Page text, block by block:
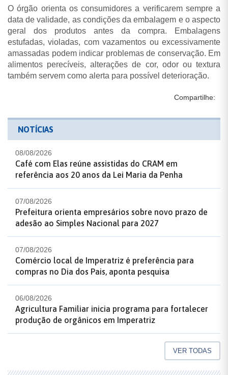
O órgão orienta os consumidores a verificarem sempre a
data de validade, as condições da embalagem e o aspecto
geral dos produtos antes da compra. Embalagens
estufadas, violadas, com vazamentos ou excessivamente
amassadas podem indicar problemas de conservação. Em
alimentos perecíveis, alterações de cor, odor ou textura
também servem como alerta para possível deterioração.
Compartilhe:
NOTÍCIAS
08/08/2026
Café com Elas reúne assistidas do CRAM em
referência aos 20 anos da Lei Maria da Penha
07/08/2026
Prefeitura orienta empresários sobre novo prazo de
adesão ao Simples Nacional para 2027
07/08/2026
Comércio local de Imperatriz é preferência para
compras no Dia dos Pais, aponta pesquisa
06/08/2026
Agricultura Familiar inicia programa para fortalecer
produção de orgânicos em Imperatriz
VER TODAS